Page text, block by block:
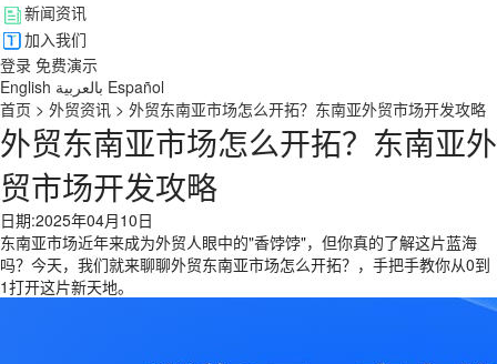
新闻资讯
加入我们
登录 免费演示
English بالعربية Español
首页 > 外贸资讯 > 外贸东南亚市场怎么开拓？东南亚外贸市场开发攻略
外贸东南亚市场怎么开拓？东南亚外
贸市场开发攻略
日期:2025年04月10日
东南亚市场近年来成为外贸人眼中的"香饽饽"，但你真的了解这片蓝海
吗？今天，我们就来聊聊外贸东南亚市场怎么开拓？，手把手教你从0到
1打开这片新天地。